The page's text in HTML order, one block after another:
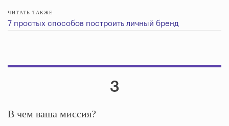
ЧИТАТЬ ТАКЖЕ
7 простых способов построить личный бренд
3
В чем ваша миссия?